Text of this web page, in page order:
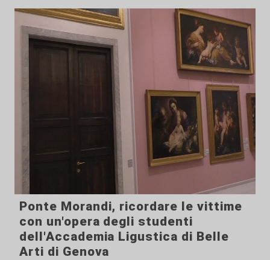
Ponte Morandi, ricordare le vittime
con un'opera degli studenti
dell'Accademia Ligustica di Belle
Arti di Genova